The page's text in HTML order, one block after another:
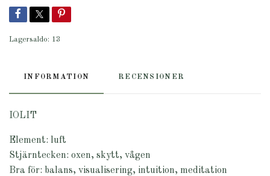
Lagersaldo: 13
INFORMATION RECENSIONER
IOLIT
Element: luft
Stjärntecken: oxen, skytt, vågen
Bra för: balans, visualisering, intuition, meditation